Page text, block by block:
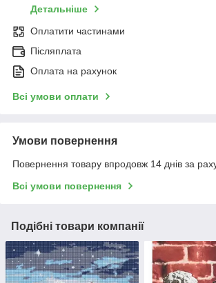
Детальніше
Оплатити частинами
Післяплата
Оплата на рахунок
Всі умови оплати
Умови повернення
Повернення товару впродовж 14 днів за
Всі умови повернення
Подібні товари компанії